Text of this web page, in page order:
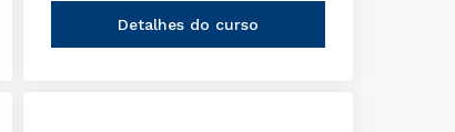
Detalhes do curso